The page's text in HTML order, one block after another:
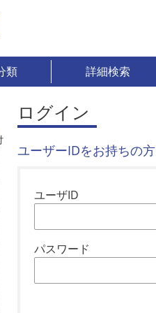
類 詳細検索
ログイン
ユーザーIDをお持ちの方
ユーザID
パスワード